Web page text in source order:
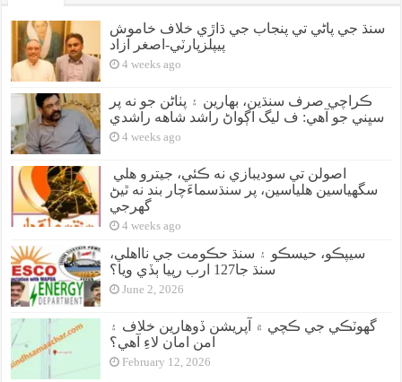
سنڌ جي پاڻي تي پنجاب جي ڌاڙي خلاف خاموش
پيپلزپارٽي-اصغر آزاد
4 weeks ago
ڪراچي صرف سنڌين، بهارين ۽ پٺاڻن جو نه پر
سڀني جو آهي: ف ليگ اڳواڻ راشد شاهه راشدي
4 weeks ago
سگهياسين هلياسين، پر سنڌسماءَچار بند نه ٿيڻ
گهرجي
4 weeks ago
سيپڪو، حيسڪو ۽ سنڌ حڪومت جي نااهلي،
سنڌ جا127 ارب رپيا ٻڏي ويا؟
June 2, 2026
گهوٽڪي جي ڪچي ۾ آپريشن ڏوهارين خلاف ۽
امن امان لاءِ آهي؟
February 12, 2026